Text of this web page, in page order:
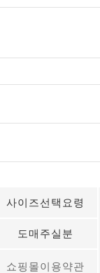
사이즈선택요령
도매주실분
쇼핑몰이용약관